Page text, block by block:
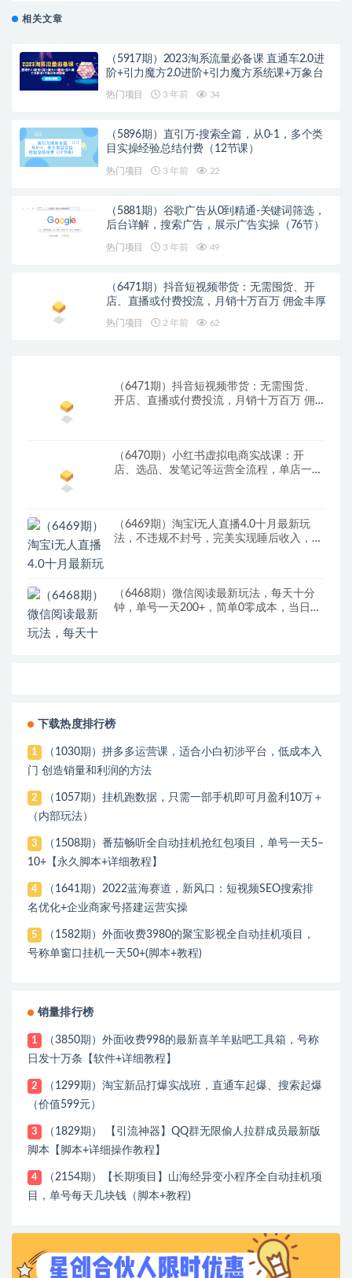
相关文章
（5917期）2023淘系流量必备课 直通车2.0进
阶+引力魔方2.0进阶+引力魔方系统课+万象台
热门项目 3 年前 34
（5896期）直引万·搜索全篇，从0-1，多个类
目实操经验总结付费（12节课）
热门项目 3 年前 22
（5881期）谷歌广告从0到精通-关键词筛选，
后台详解，搜索广告，展示广告实操（76节）
热门项目 3 年前 49
（6471期）抖音短视频带货：无需囤货、开
店、直播或付费投流，月销十万百万 佣金丰厚
热门项目 2 年前 62
（6471期）抖音短视频带货：无需囤货、
开店、直播或付费投流，月销十万百万 佣
（6470期）小红书虚拟电商实战课：开
店、选品、发笔记等运营全流程，单店一天
（6469期）淘宝i无人直播4.0十月最新玩
法，不违规不封号，完美实现睡后收入，日
（6468期）微信阅读最新玩法，每天十分
钟，单号一天200+，简单0零成本，当日提
下载热度排行榜
1
（1030期）拼多多运营课，适合小白初涉平台，低成本入
门 创造销量和利润的方法
2
（1057期）挂机跑数据，只需一部手机即可月盈利10万＋
（内部玩法）
3
（1508期）番茄畅听全自动挂机抢红包项目，单号一天5–
10+【永久脚本+详细教程】
4
（1641期）2022蓝海赛道，新风口：短视频SEO搜索排
名优化+企业商家号搭建运营实操
5
（1582期）外面收费3980的聚宝影视全自动挂机项目，
号称单窗口挂机一天50+(脚本+教程)
销量排行榜
1
（3850期）外面收费998的最新喜羊羊贴吧工具箱，号称
日发十万条【软件+详细教程】
2
（1299期）淘宝新品打爆实战班，直通车起爆、搜索起爆
（价值599元）
3
（1829期） 【引流神器】QQ群无限偷人拉群成员最新版
脚本【脚本+详细操作教程】
4
（2154期）【长期项目】山海经异变小程序全自动挂机项
目，单号每天几块钱（脚本+教程)